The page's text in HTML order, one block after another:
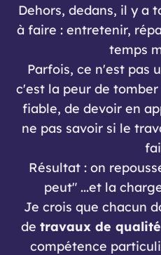
Dehors, dedans, il y a
à faire : entretenir,
temps
Parfois, ce n'est pas
c'est la peur de
fiable, de devoir en
ne pas savoir si le
Résultat : on
peut" ...et la
Je crois que chacun
de travaux de qualité
compétence